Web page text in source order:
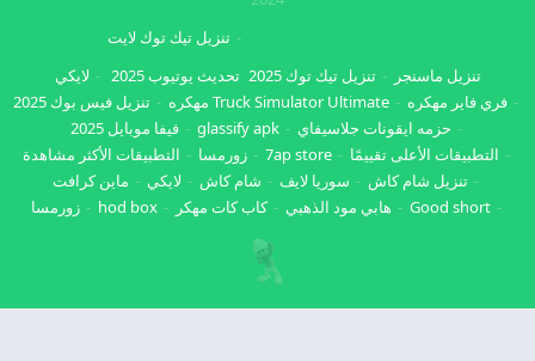
تنزيل ماسنجر تنزيل تيك توك 2025
تنزيل تيك توك لايت
تحديث يوتيوب 2025
لايكي
فري فاير مهكره
Truck Simulator Ultimate مهكره
تنزيل فيس بوك 2025
حزمه ايقونات جلاسيفاي
glassify apk
فيفا موبايل 2025
التطبيقات الأعلى تقييمًا
7ap store زورمسا
التطبيقات الأكثر مشاهدة
تنزيل شام كاش
سوريا لايف شام كاش لايكي
ماين كرافت
Good short
هابي مود الذهبي كاب كات مهكر hod box زورمسا